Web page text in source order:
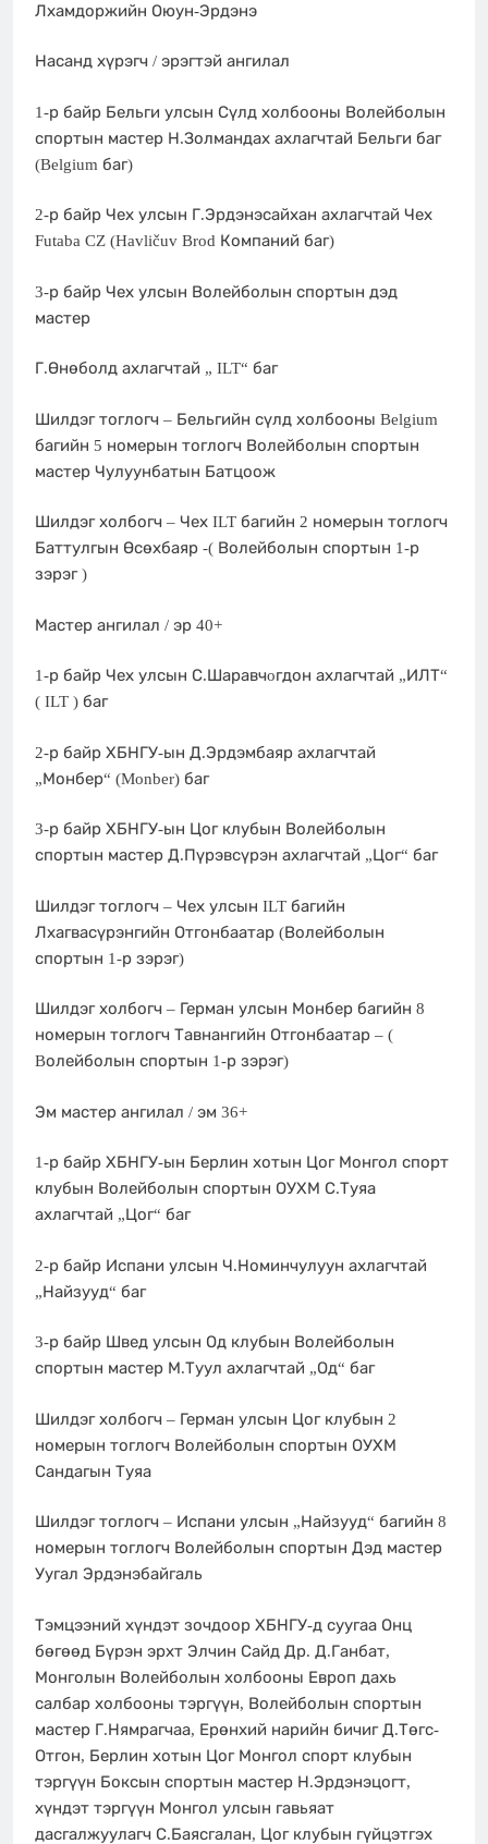
Лхамдоржийн Оюун-Эрдэнэ
Насанд хүрэгч / эрэгтэй ангилал
1-р байр Бельги улсын Сүлд холбооны Волейболын
спортын мастер Н.Золмандах ахлагчтай Бельги баг
(Belgium баг)
2-р байр Чех улсын Г.Эрдэнэсайхан ахлагчтай Чех
Futaba CZ (Havličuv Brod Компаний баг)
3-р байр Чех улсын Волейболын спортын дэд
мастер
Г.Өнөболд ахлагчтай „ ILT“ баг
Шилдэг тоглогч – Бельгийн сүлд холбооны Belgium
багийн 5 номерын тоглогч Волейболын спортын
мастер Чулуунбатын Батцоож
Шилдэг холбогч – Чех ILT багийн 2 номерын тоглогч
Баттулгын Өсөхбаяр -( Волейболын спортын 1-р
зэрэг )
Мастер ангилал / эр 40+
1-р байр Чех улсын С.Шаравчoгдон ахлагчтай „ИЛТ“
( ILT ) баг
2-р байр ХБНГУ-ын Д.Эрдэмбаяр ахлагчтай
„Монбер“ (Monber) баг
3-р байр ХБНГУ-ын Цог клубын Волейболын
спортын мастер Д.Пүрэвсүрэн ахлагчтай „Цог“ баг
Шилдэг тоглогч – Чех улсын ILT багийн
Лхагвасүрэнгийн Отгонбаатар (Волейболын
спортын 1-р зэрэг)
Шилдэг холбогч – Герман улсын Монбер багийн 8
номерын тоглогч Тавнангийн Отгонбаатар – (
Bолейболын спортын 1-р зэрэг)
Эм мастер ангилал / эм 36+
1-р байр ХБНГУ-ын Берлин хотын Цог Монгол спорт
клубын Волейболын спортын ОУХМ С.Туяа
ахлагчтай „Цог“ баг
2-р байр Испани улсын Ч.Номинчулуун ахлагчтай
„Найзууд“ баг
3-р байр Швед улсын Од клубын Волейболын
спортын мастер М.Туул ахлагчтай „Од“ баг
Шилдэг холбогч – Герман улсын Цог клубын 2
номерын тоглогч Волейболын спортын ОУХМ
Сандагын Туяа
Шилдэг тоглогч – Испани улсын „Найзууд“ багийн 8
номерын тоглогч Волейболын спортын Дэд мастер
Уугал Эрдэнэбайгаль
Тэмцээний хүндэт зочдоор ХБНГУ-д суугаа Онц
бөгөөд Бүрэн эрхт Элчин Сайд Др. Д.Ганбат,
Монголын Волейболын холбооны Европ дахь
салбар холбооны тэргүүн, Волейболын спортын
мастер Г.Нямрагчаа, Ерөнхий нарийн бичиг Д.Төгс-
Отгон, Берлин хотын Цог Монгол спорт клубын
тэргүүн Боксын спортын мастер Н.Эрдэнэцогт,
хүндэт тэргүүн Монгол улсын гавьяат
дасгалжуулагч С.Баясгалан, Цог клубын гүйцэтгэх